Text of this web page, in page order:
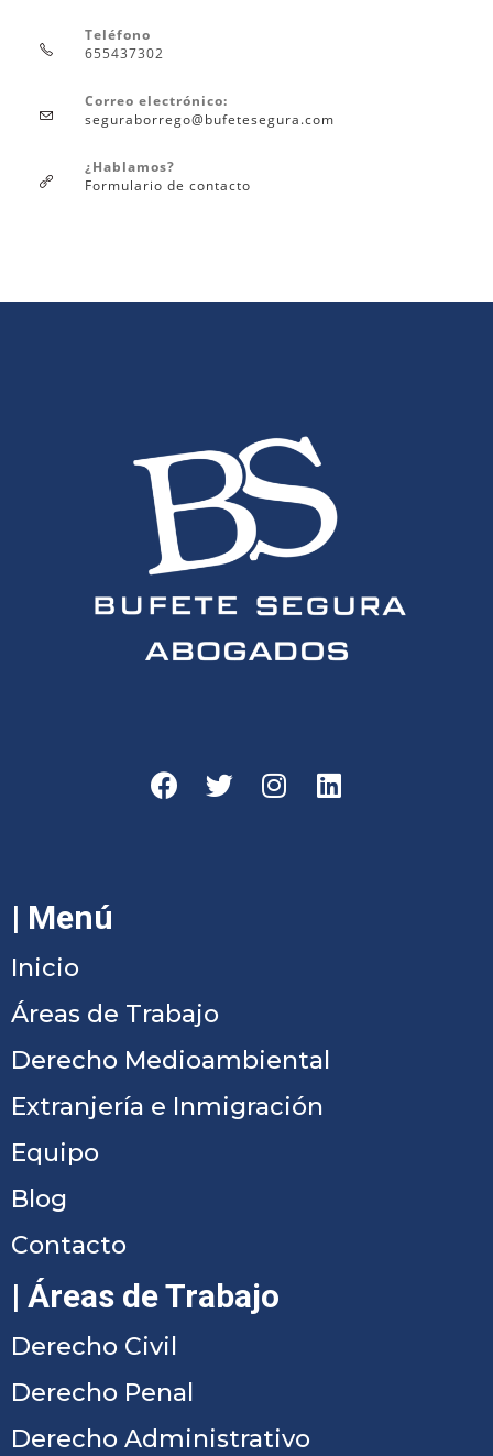
Teléfono
655437302
Correo electrónico:
seguraborrego@bufetesegura.com
¿Hablamos?
Formulario de contacto
| Menú
Inicio
Áreas de Trabajo
Derecho Medioambiental
Extranjería e Inmigración
Equipo
Blog
Contacto
| Áreas de Trabajo
Derecho Civil
Derecho Penal
Derecho Administrativo